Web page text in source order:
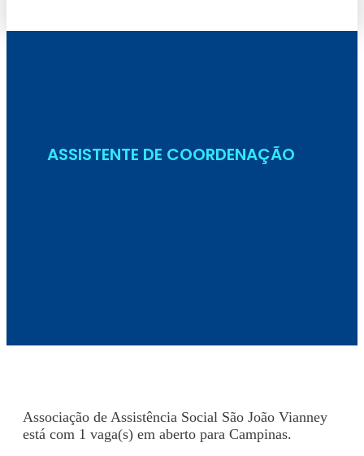
ASSISTENTE DE COORDENAÇÃO
Associação de Assistência Social São João Vianney
está com 1 vaga(s) em aberto para Campinas.